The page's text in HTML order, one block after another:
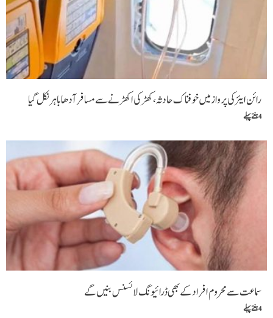
رائن ایئر کی پرواز میں خوفناک حادثہ، کھڑکی اکھڑنے سے مسافر آدھا باہر نکل گیا
4 ہفتے پہلے
سماعت سے محروم افراد کے بھی ڈرائیونگ لائسنس بنیں گے
4 ہفتے پہلے